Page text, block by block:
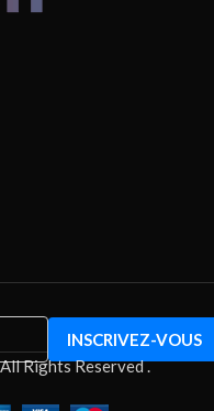
Rights Reserved.